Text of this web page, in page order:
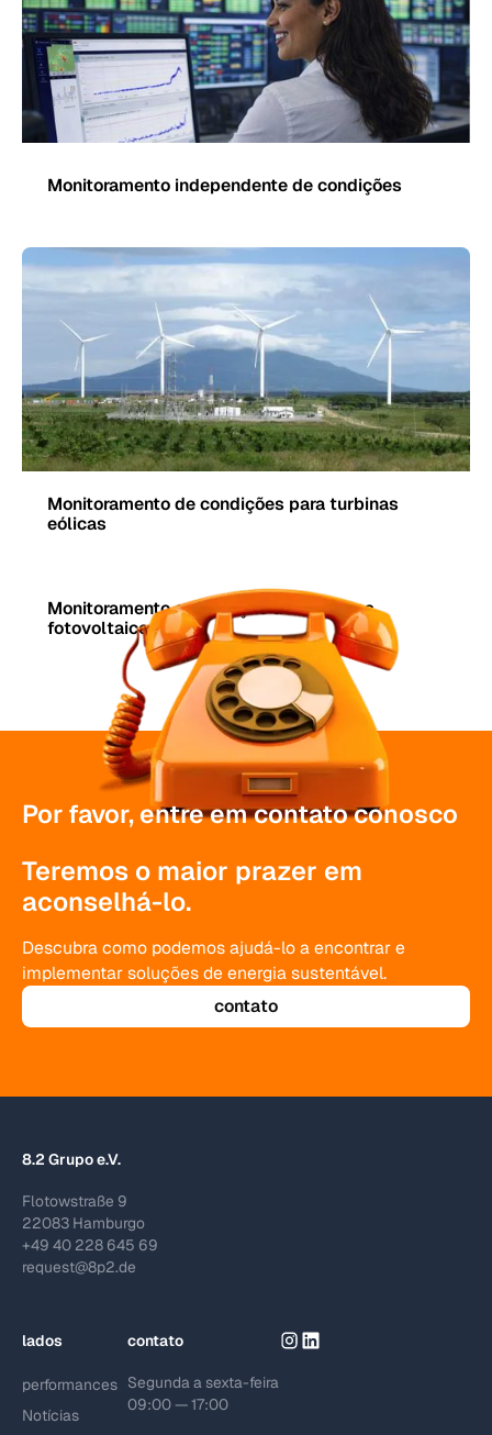
Monitoramento independente de condições
Monitoramento de condições para turbinas
eólicas
Monitoramento e avaliação de sistemas
fotovoltaicos
Por favor, entre em contato conosco
Teremos o maior prazer em
aconselhá-lo.
Descubra como podemos ajudá-lo a encontrar e
implementar soluções de energia sustentável.
contato
8.2 Grupo e.V.
Flotowstraße 9
22083 Hamburgo
+49 40 228 645 69
request@8p2.de
lados
performances
Notícias
contato
Segunda a sexta-feira
09:00 — 17:00